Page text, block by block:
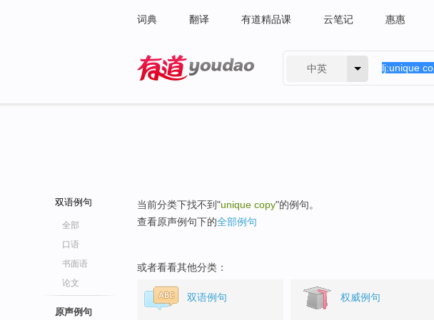
词典 翻译 有道精品课 云笔记 惠惠
中英
双语例句
全部
口语
书面语
论文
原声例句
当前分类下找不到"unique copy"的例句。
查看原声例句下的全部例句
或者看看其他分类：
双语例句 权威例句